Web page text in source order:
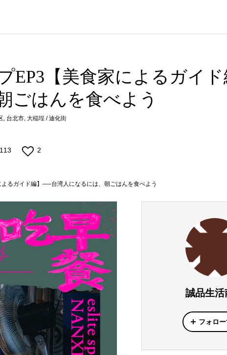
EP3【美食家によるガイ
ごはんを食べよう
, 台北市, 大稲埕 / 迪化街
113 2
るガイド編】──台湾人になるには、朝ごはんを食べよう
誠品生活
フォロ